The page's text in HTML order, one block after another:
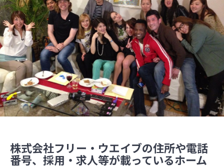
株式会社フリー・ウエイブの住所や電話
番号、採用・求人等が載っているホーム